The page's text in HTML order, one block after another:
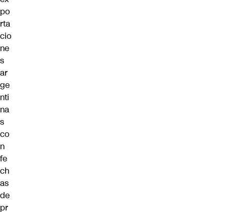
po
rta
cio
ne
s
ar
ge
nti
na
s
co
n
fe
ch
as
de
pr